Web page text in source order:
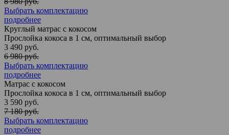
Выбрать комплектацию
подробнее
Круглый матрас с кокосом
Прослойка кокоса в 1 см, оптимальный выбор
3 490 руб.
6 980 руб.
Выбрать комплектацию
подробнее
Матрас с кокосом
Прослойка кокоса в 1 см, оптимальный выбор
3 590 руб.
7 180 руб.
Выбрать комплектацию
подробнее